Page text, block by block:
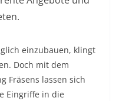
einzubauen, klingt
Doch mit dem
Fräsens lassen sich
Eingriffe in die